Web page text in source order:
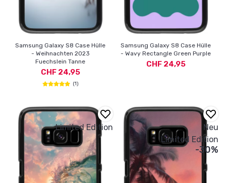
Samsung Galaxy S8 Case Hülle
- Weihnachten 2023
Fuechslein Tanne
CHF 24,95
(1)
Samsung Galaxy S8 Case Hülle
- Wavy Rectangle Green Purple
CHF 24,95
Limited Edition
Neu
Limited Edition
-30%